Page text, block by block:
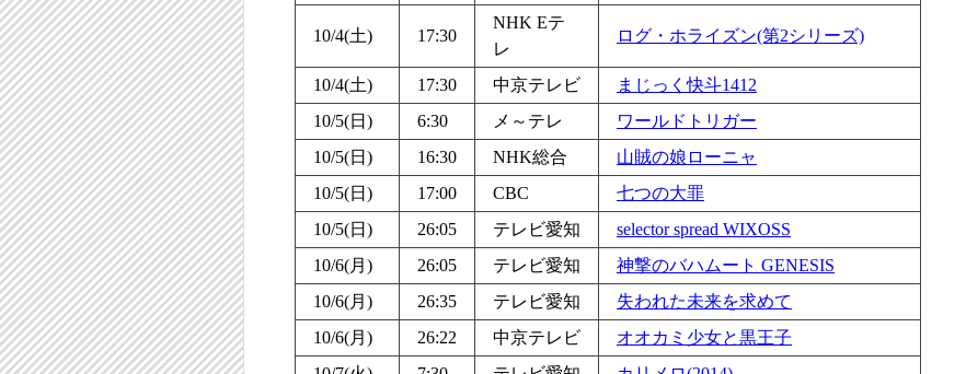
10/4(土) 17:30
NHK Eテ
レ
ログ・ホライズン(第2シリーズ)
10/4(土) 17:30 中京テレビ
まじっく快斗1412
10/5(日)
6:30 メ～テレ
ワールドトリガー
10/5(日)
16:30 NHK総合
山賊の娘ローニャ
10/5(日)
17:00 CBC
七つの大罪
10/5(日)
26:05 テレビ愛知
selector spread WIXOSS
10/6(月)
26:05 テレビ愛知
神撃のバハムート GENESIS
10/6(月)
26:35 テレビ愛知
失われた未来を求めて
10/6(月)
26:22 中京テレビ
オオカミ少女と黒王子